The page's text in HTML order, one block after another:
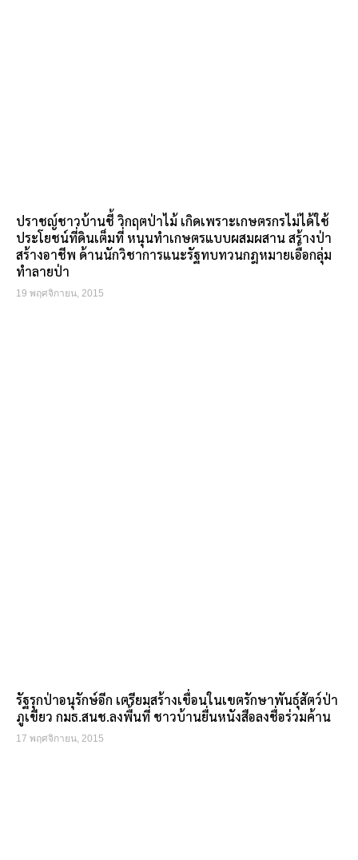
ปราชญ์ชาวบ้านชี้ วิกฤตป่าไม้ เกิดเพราะเกษตรกรไม่ได้ใช้
ประโยชน์ที่ดินเต็มที่ หนุนทำเกษตรแบบผสมผสาน สร้างป่า
สร้างอาชีพ ด้านนักวิชาการแนะรัฐทบทวนกฎหมายเอื้อกลุ่ม
ทำลายป่า
19 พฤศจิกายน, 2015
รัฐรุกป่าอนุรักษ์อีก เตรียมสร้างเขื่อนในเขตรักษาพันธุ์สัตว์ป่า
ภูเขียว กมธ.สนช.ลงพื้นที่ ชาวบ้านยื่นหนังสือลงชื่อร่วมค้าน
17 พฤศจิกายน, 2015